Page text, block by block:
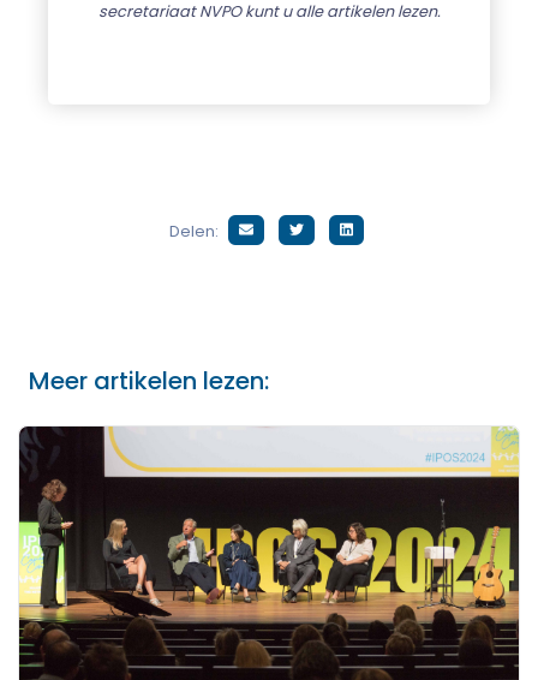
secretariaat NVPO kunt u alle artikelen lezen.
Delen:
Meer artikelen lezen: